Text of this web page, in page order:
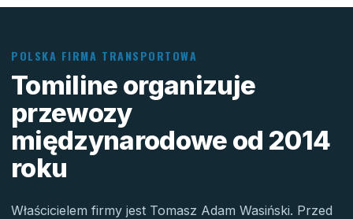
POLSKA FIRMA TRANSPORTOWA
Tomiline organizuje
przewozy
międzynarodowe od 2014
roku
Właścicielem firmy jest Tomasz Adam Wasiński. Przed